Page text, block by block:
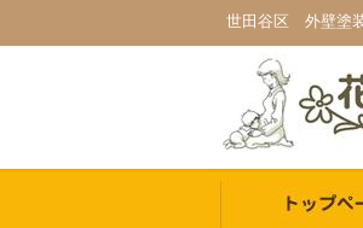
世田谷区 外壁塗